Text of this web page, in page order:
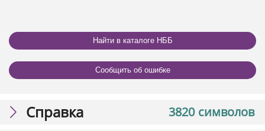
Найти в каталоге НББ
Сообщить об ошибке
3820 символов
Справка